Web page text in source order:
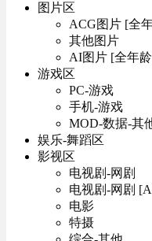
图片区
ACG图片 [全
其他图片
AI图片 [全年
游戏区
PC-游戏
手机-游戏
MOD-数据-其
娱乐-舞蹈区
影视区
电视剧-网剧
电视剧-网剧
电影
特摄